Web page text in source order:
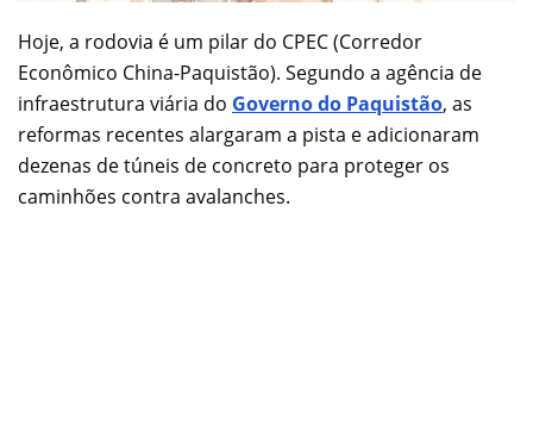
Hoje, a rodovia é um pilar do CPEC (Corredor
Econômico China-Paquistão). Segundo a agência de
infraestrutura viária do Governo do Paquistão, as
reformas recentes alargaram a pista e adicionaram
dezenas de túneis de concreto para proteger os
caminhões contra avalanches.